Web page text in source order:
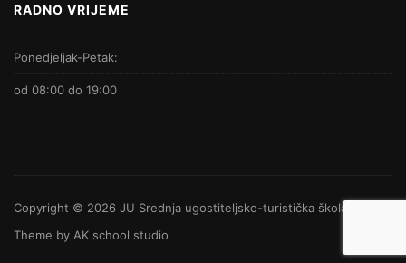
RADNO VRIJEME
Ponedjeljak-Petak:
od 08:00 do 19:00
Copyright © 2026 JU Srednja ugostiteljsko-turistička škola
Theme by AK school studio